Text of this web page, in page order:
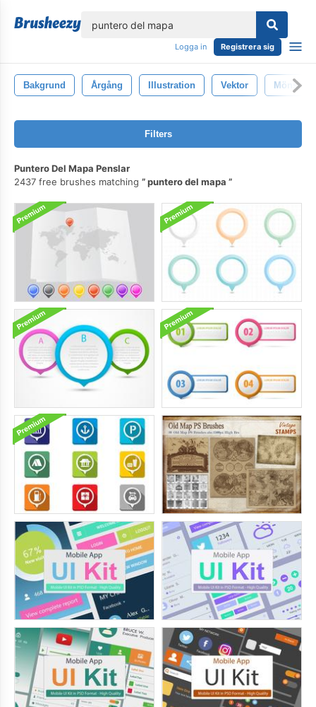
Logga in Registrera sig
Bakgrund Årgång Illustration Vektor Mönster
Filters
Puntero Del Mapa Penslar
2437 free brushes matching
puntero del mapa